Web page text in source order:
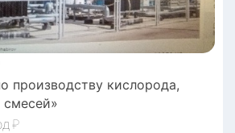
производству кислорода,
смесей»
₽